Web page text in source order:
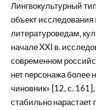
Лингвокультурный
объект
литературоведам,
начале XXI в.
современном
нет персонажа более
чиновник» [12, с.
стабильно нарастает